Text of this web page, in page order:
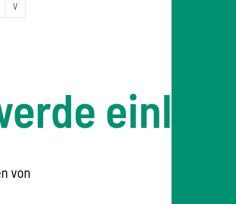
V
einlegen
von